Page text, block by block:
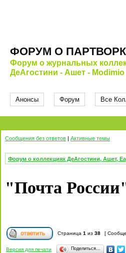
ФОРУМ О
Форум о журнальных
ДеАгостини - Ашет -
Анонсы Форум Все
Сообщения без ответов | Активные темы
Форум о коллекциях ДеАгостини, Ашет,
"Почта
Страница 1 из 38 [
Версия для печати Поделиться…